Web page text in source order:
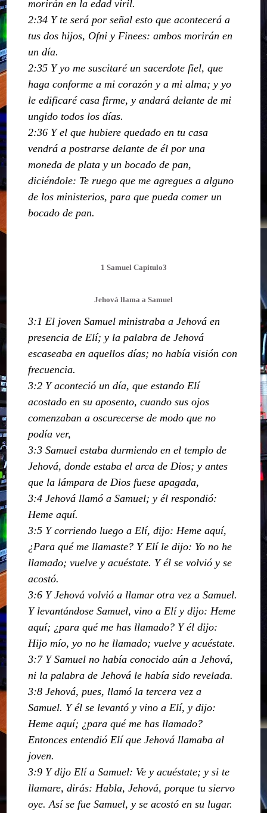
morirán en la edad viril.
2:34 Y te será por señal esto que acontecerá a
tus dos hijos, Ofni y Finees: ambos morirán en
un día.
2:35 Y yo me suscitaré un sacerdote fiel, que
haga conforme a mi corazón y a mi alma; y yo
le edificaré casa firme, y andará delante de mi
ungido todos los días.
2:36 Y el que hubiere quedado en tu casa
vendrá a postrarse delante de él por una
moneda de plata y un bocado de pan,
diciéndole: Te ruego que me agregues a alguno
de los ministerios, para que pueda comer un
bocado de pan.
1 Samuel Capitulo3
Jehová llama a Samuel
3:1 El joven Samuel ministraba a Jehová en
presencia de Elí; y la palabra de Jehová
escaseaba en aquellos días; no había visión con
frecuencia.
3:2 Y aconteció un día, que estando Elí
acostado en su aposento, cuando sus ojos
comenzaban a oscurecerse de modo que no
podía ver,
3:3 Samuel estaba durmiendo en el templo de
Jehová, donde estaba el arca de Dios; y antes
que la lámpara de Dios fuese apagada,
3:4 Jehová llamó a Samuel; y él respondió:
Heme aquí.
3:5 Y corriendo luego a Elí, dijo: Heme aquí,
¿Para qué me llamaste? Y Elí le dijo: Yo no he
llamado; vuelve y acuéstate. Y él se volvió y se
acostó.
3:6 Y Jehová volvió a llamar otra vez a Samuel.
Y levantándose Samuel, vino a Elí y dijo: Heme
aquí; ¿para qué me has llamado? Y él dijo:
Hijo mío, yo no he llamado; vuelve y acuéstate.
3:7 Y Samuel no había conocido aún a Jehová,
ni la palabra de Jehová le había sido revelada.
3:8 Jehová, pues, llamó la tercera vez a
Samuel. Y él se levantó y vino a Elí, y dijo:
Heme aquí; ¿para qué me has llamado?
Entonces entendió Elí que Jehová llamaba al
joven.
3:9 Y dijo Elí a Samuel: Ve y acuéstate; y si te
llamare, dirás: Habla, Jehová, porque tu siervo
oye. Así se fue Samuel, y se acostó en su lugar.